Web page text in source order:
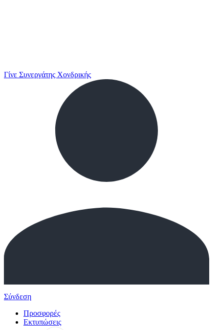
Γίνε Συνεργάτης Χονδρικής
Σύνδεση
Προσφορές
Εκτυπώσεις